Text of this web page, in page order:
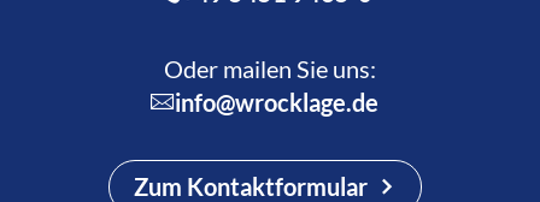
Oder mailen Sie uns:
info@wrocklage.de
Zum Kontaktformular